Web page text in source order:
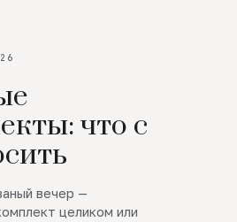
что с
вечер —
целиком или